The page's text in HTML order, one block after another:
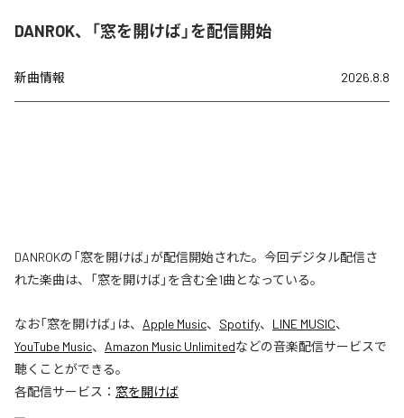
DANROK、「窓を開けば」を配信開始
新曲情報 2026.8.8
DANROKの「窓を開けば」が配信開始された。今回デジタル配信さ
れた楽曲は、「窓を開けば」を含む全1曲となっている。
なお「窓を開けば」は、 Apple Music、 Spotify、 LINE MUSIC、
YouTube Music、 Amazon Music Unlimitedなどの音楽配信サービスで
聴くことができる。
各配信サービス： 窓を開けば